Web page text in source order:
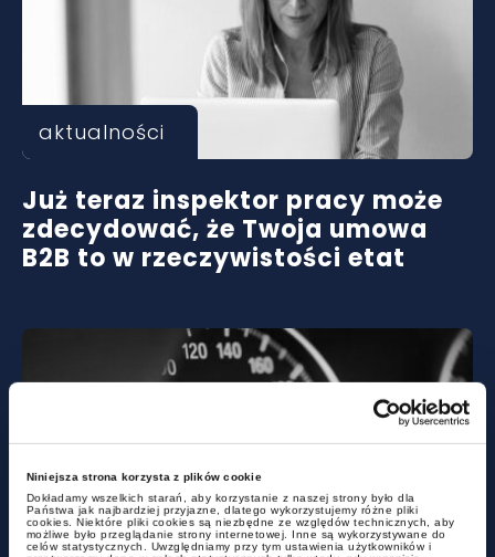
Niniejsza strona korzysta z plików cookie
Dokładamy wszelkich starań, aby korzystanie z naszej strony było dla
Państwa jak najbardziej przyjazne, dlatego wykorzystujemy różne pliki
cookies. Niektóre pliki cookies są niezbędne ze względów technicznych, aby
możliwe było przeglądanie strony internetowej. Inne są wykorzystywane do
celów statystycznych. Uwzględniamy przy tym ustawienia użytkowników i
aktualności
Już teraz inspektor pracy może
zdecydować, że Twoja umowa
B2B to w rzeczywistości etat
aktualności